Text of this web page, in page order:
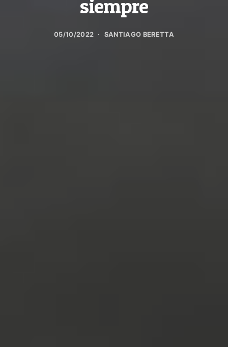
siempre
05/10/2022 SANTIAGO BERETTA